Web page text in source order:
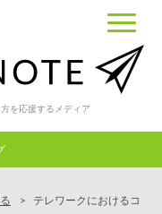
を応援するメディア
テレワークにおけるコ